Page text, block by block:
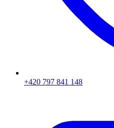
+420 797 841 148